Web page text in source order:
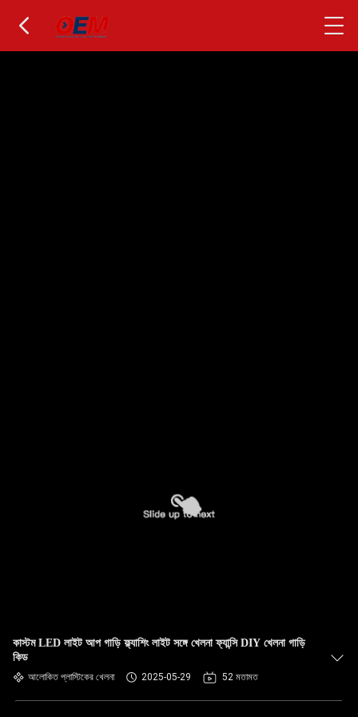
কাস্টম LED লাইট আপ গাড়ি ফ্ল্যাশিং লাইট সঙ্গে খেলনা ফ্যান্সি DIY খেলনা গাড়ি
কিড
আলোকিত প্লাস্টিকের খেলনা 2025-05-29 52 মতামত